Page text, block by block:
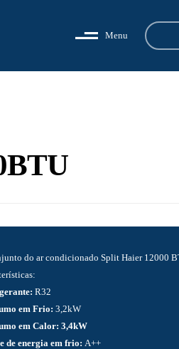
Menu
do ar condicionado Split Haier 12000
R32
em Frio: 3,2kW
em Calor: 3,4kW
de energia em frio: A++